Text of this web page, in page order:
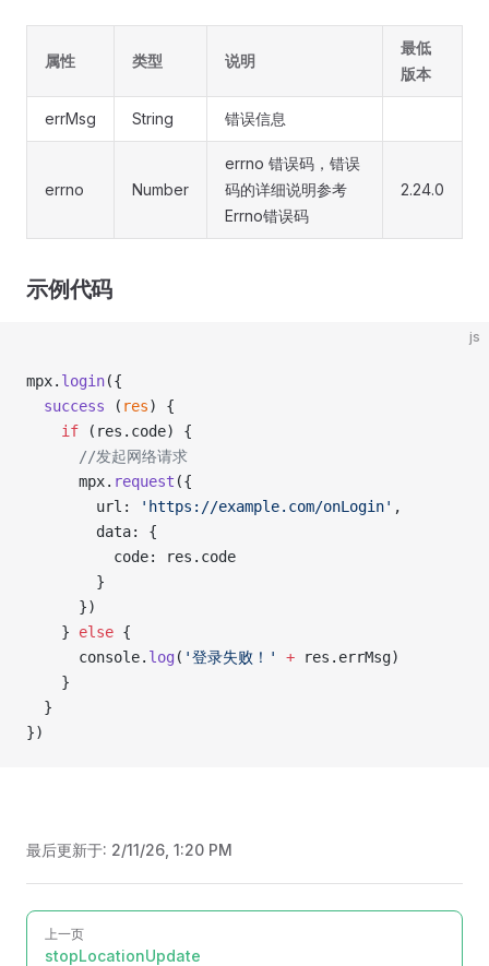
属性 类型 说明
最低
版本
errMsg String 错误信息
errno Number
errno 错误码，错误
码的详细说明参考
Errno错误码
2.24.0
示例代码
js
mpx. login({
  success
( res) {
    if
(res.code) {
      //发起网络请求
      mpx.
request ({
        url:
'https://example.com/onLogin' ,
        data: {
          code: res.code
        }
      })
    }
else {
      console.
log ( '登录失败！' + res.errMsg)
    }
  }
})
最后更新于: 2/11/26, 1:20 PM
Pager
上一页
stopLocationUpdate